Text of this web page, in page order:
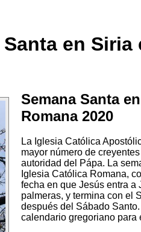
en Siria
Semana Santa
Romana 2020
La Iglesia Católica
mayor número de
autoridad del Pápa. La
Iglesia Católica Romana,
fecha en que Jesús entra
palmeras, y termina con el
después del Sábado
calendario gregoriano para